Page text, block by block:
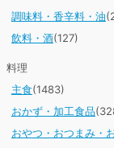
調味料・香辛料・油
飲料・酒(127)
料理
主食(1483)
おかず・加工食品
おやつ・おつまみ・